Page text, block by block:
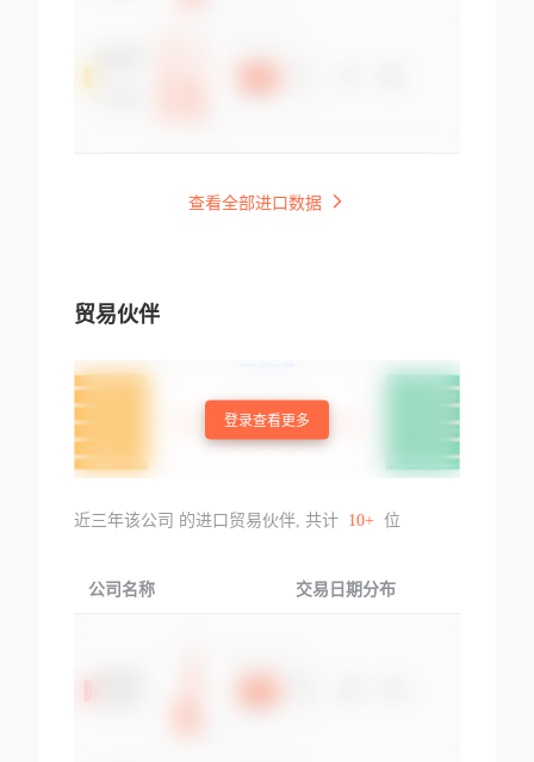
查看全部进口数据
贸易伙伴
登录查看更多
近三年该公司 的进口贸易伙伴, 共计 10+ 位
公司名称 交易日期分布